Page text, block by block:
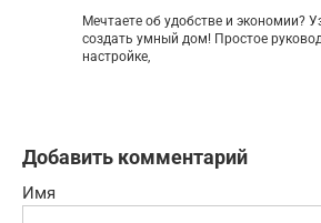
Мечтаете об удобстве и экономии?
создать умный дом! Простое
настройке,
Добавить комментарий
Имя